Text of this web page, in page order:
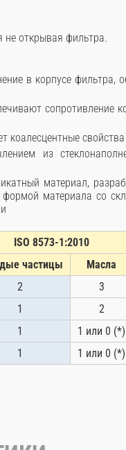
не открывая фильтра.
в корпусе фильтра,
сопротивление
коалесцентные свойства
из
материал,
материала со
ISO 8573-1:2010
частицы
Масла
2
3
1
2
1
1 или 0 (*)
1 1 или 0 (*)